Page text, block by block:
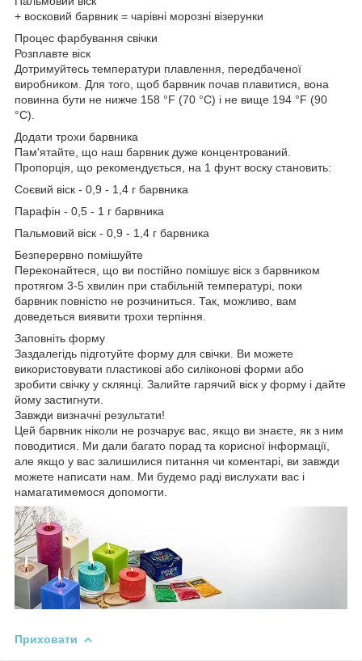
+ восковий барвник = чарівні морозні візерунки
Процес фарбування свічки
Розплавте віск
Дотримуйтесь температури плавлення, передбаченої
виробником. Для того, щоб барвник почав плавитися, вона
повинна бути не нижче 158 °F (70 °C) і не вище 194 °F (90
°C).
Додати трохи барвника
Пам'ятайте, що наш барвник дуже концентрований.
Пропорція, що рекомендується, на 1 фунт воску становить:
Соєвий віск - 0,9 - 1,4 г барвника
Парафін - 0,5 - 1 г барвника
Пальмовий віск - 0,9 - 1,4 г барвника
Безперервно помішуйте
Переконайтеся, що ви постійно помішує віск з барвником
протягом 3-5 хвилин при стабільній температурі, поки
барвник повністю не розчиниться. Так, можливо, вам
доведеться виявити трохи терпіння.
Заповніть форму
Заздалегідь підготуйте форму для свічки. Ви можете
використовувати пластикові або силіконові форми або
зробити свічку у склянці. Залийте гарячий віск у форму і дайте
йому застигнути.
Завжди визначні результати!
Цей барвник ніколи не розчарує вас, якщо ви знаєте, як з ним
поводитися. Ми дали багато порад та корисної інформації,
але якщо у вас залишилися питання чи коментарі, ви завжди
можете написати нам. Ми будемо раді вислухати вас і
намагатимемося допомогти.
Приховати